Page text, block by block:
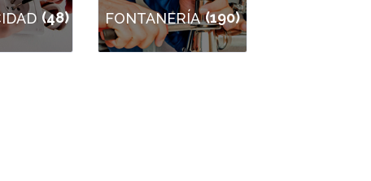
(48) FONTANERÍA (190)